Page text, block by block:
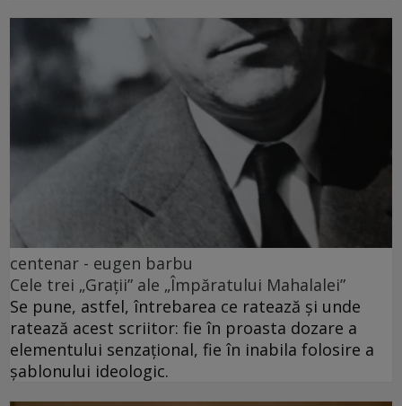
centenar - eugen barbu
Cele trei „Grații” ale „Împăratului Mahalalei”
Se pune, astfel, întrebarea ce ratează și unde
ratează acest scriitor: fie în proasta dozare a
elementului senzațional, fie în inabila folosire a
șablonului ideologic.